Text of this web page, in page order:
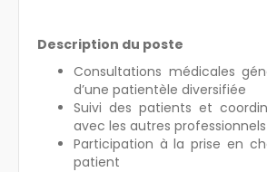
Description du poste
Consultations médicales
d’une patientèle diversifiée
Suivi des patients et
avec les autres
Participation à la prise en
patient